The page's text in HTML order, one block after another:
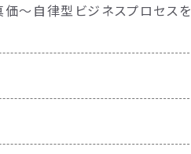
〜自律型ビジネスプロセスを